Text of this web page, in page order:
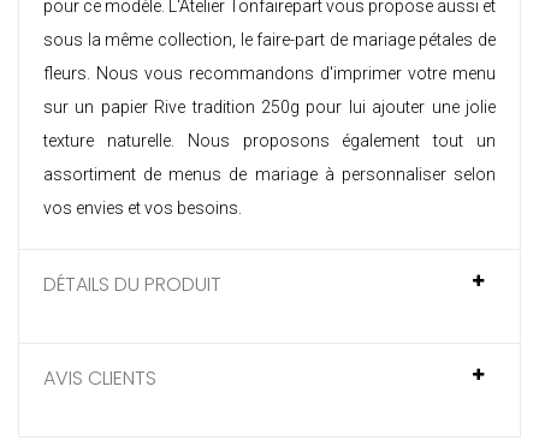
pour ce modèle. L'Atelier Tonfairepart vous propose aussi et
sous la même collection, lefaire-part de mariage pétales de
fleurs . Nous vous recommandons d'imprimer votre menu
sur un papier Rive tradition 250g pour lui ajouter une jolie
texture naturelle. Nous proposons également tout un
assortiment de menus de mariage à personnaliserselon
vos envies et vos besoins.
DÉTAILS DU PRODUIT
AVIS CLIENTS